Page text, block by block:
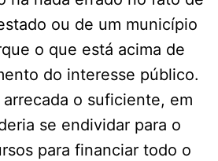
ou de um município
o que está acima de
do interesse público.
o suficiente, em
se endividar para o
para financiar todo o